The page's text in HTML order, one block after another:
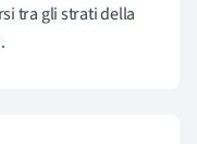
tra gli strati della